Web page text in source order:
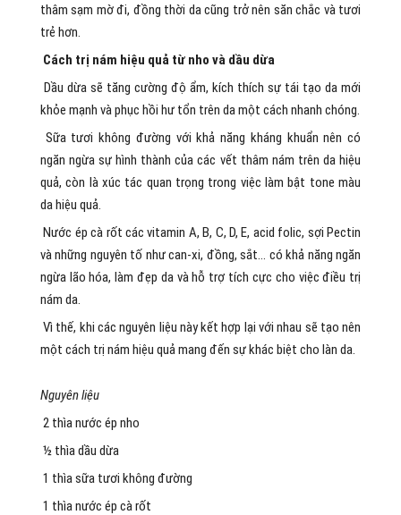
thâm sạm mờ đi, đồng thời da cũng trở nên săn chắc và tươi
trẻ hơn.
Cách trị nám hiệu quả từ nho và dầu dừa
Dầu dừa sẽ tăng cường độ ẩm, kích thích sự tái tạo da mới
khỏe mạnh và phục hồi hư tổn trên da một cách nhanh chóng.
Sữa tươi không đường với khả năng kháng khuẩn nên có
ngăn ngừa sự hình thành của các vết thâm nám trên da hiệu
quả, còn là xúc tác quan trọng trong việc làm bật tone màu
da hiệu quả.
Nước ép cà rốt các vitamin A, B, C, D, E, acid folic, sợi Pectin
và những nguyên tố như can-xi, đồng, sắt… có khả năng ngăn
ngừa lão hóa, làm đẹp da và hỗ trợ tích cực cho việc điều trị
nám da.
Vì thế, khi các nguyên liệu này kết hợp lại với nhau sẽ tạo nên
một cách trị nám hiệu quả mang đến sự khác biệt cho làn da.
Nguyên liệu
2 thìa nước ép nho
½ thìa dầu dừa
1 thìa sữa tươi không đường
1 thìa nước ép cà rốt